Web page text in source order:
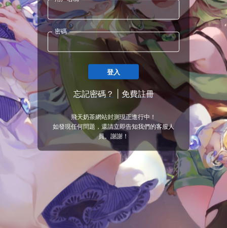
密碼
登入
忘記密碼？ 免費註冊
飛天奶茶網站封測現正進行中！
如發現任何問題，還請立即告知我們的客服人
員。謝謝！